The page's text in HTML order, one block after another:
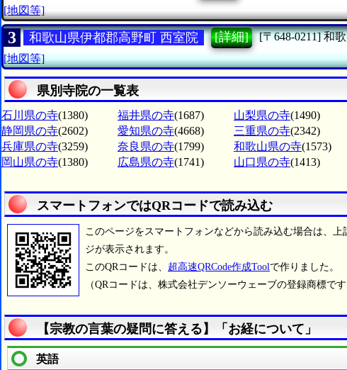
[地図等]
3 和歌山県伊都郡高野町 西室院 [詳細] [〒648-0211] 和
[地図等]
県別寺院の一覧表
石川県の寺(1380) 福井県の寺(1687) 山梨県の寺(1490)
静岡県の寺(2602) 愛知県の寺(4668) 三重県の寺(2342)
兵庫県の寺(3259) 奈良県の寺(1799) 和歌山県の寺(1573)
岡山県の寺(1380) 広島県の寺(1741) 山口県の寺(1413)
スマートフォンではQRコードで読み込む
このページをスマートフォンなどから読み込む場合は、上
ジが表示されます。
このQRコードは、 超高速QRCode作成Toolで作りました。
（QRコードは、株式会社デンソーウェーブの登録商標です
【宗教の言葉の疑問に答える】「お経について」
英語